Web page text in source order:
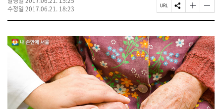
소
통
포
수정일 2017.06.21. 18:23 페
이
U
R
L
복
사
S
N
공
유
하
기
글
자
기
크
게
변
경
하
기
글
자
기
작
게
변
경
하
기